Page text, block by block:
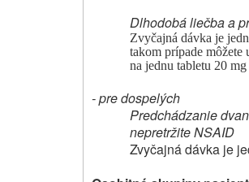
Dlhodobá liečba a
Zvyčajná dávka je
takom prípade môžete
na jednu tabletu 20 mg
- pre dospelých
Predchádzanie
nepretržite NSAID
Zvyčajná dávka je